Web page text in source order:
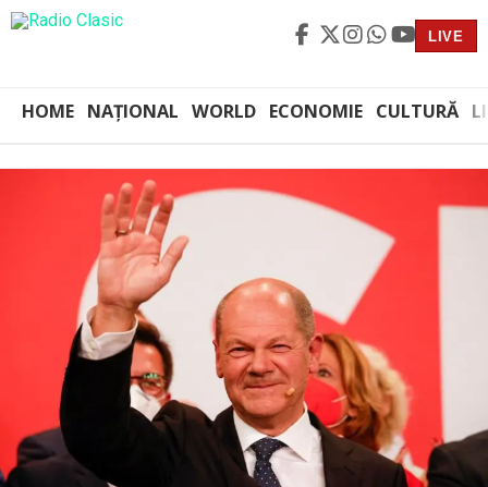
LIVE
HOME NAȚIONAL WORLD ECONOMIE CULTURĂ